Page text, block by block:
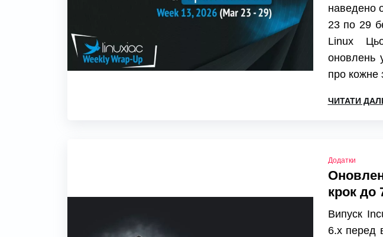
наведено
23 по 29
Linux
оновлень
про кожне
ЧИТАТИ ДАЛІ
Додатки
крок до
Випуск
6.x перед